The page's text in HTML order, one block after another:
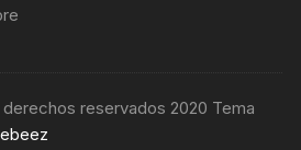
reservados 2020 Tema